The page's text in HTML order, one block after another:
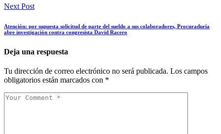
Next Post
Atención: por supuesta solicitud de parte del sueldo a sus colaboradores, Procuraduría
abre investigación contra congresista David Racero
Deja una respuesta
Tu dirección de correo electrónico no será publicada. Los campos
obligatorios están marcados con *